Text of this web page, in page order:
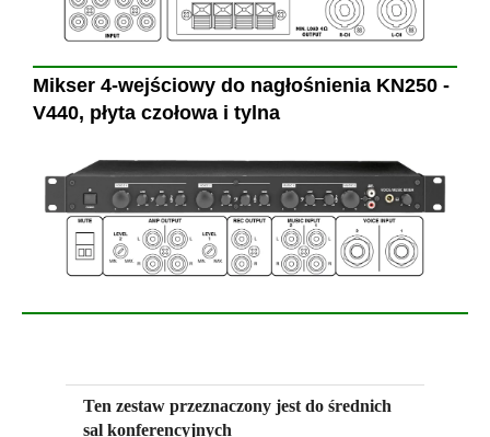
Mikser 4-wejściowy do nagłośnienia KN250 -
V440, płyta czołowa i tylna
Ten zestaw przeznaczony jest do średnich
sal konferencyjnych